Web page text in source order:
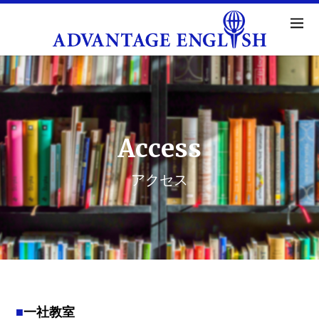
Access
アクセス
一社教室